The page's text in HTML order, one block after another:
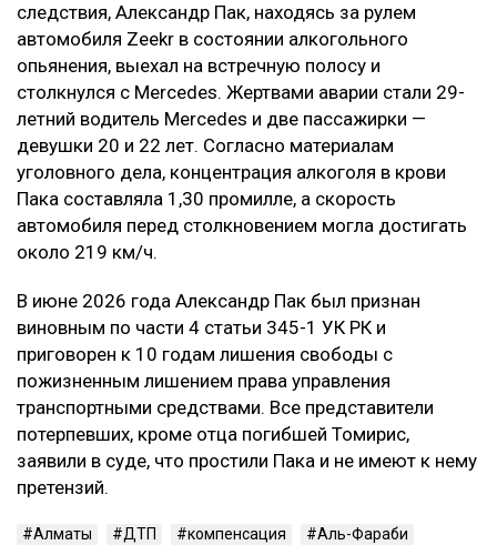
следствия, Александр Пак, находясь за рулем
автомобиля Zeekr в состоянии алкогольного
опьянения, выехал на встречную полосу и
столкнулся с Mercedes. Жертвами аварии стали 29-
летний водитель Mercedes и две пассажирки —
девушки 20 и 22 лет. Согласно материалам
уголовного дела, концентрация алкоголя в крови
Пака составляла 1,30 промилле, а скорость
автомобиля перед столкновением могла достигать
около 219 км/ч.
В июне 2026 года Александр Пак был признан
виновным по части 4 статьи 345-1 УК РК и
приговорен к 10 годам лишения свободы с
пожизненным лишением права управления
транспортными средствами. Все представители
потерпевших, кроме отца погибшей Томирис,
заявили в суде, что простили Пака и не имеют к нему
претензий.
Алматы ДТП компенсация Аль-Фараби